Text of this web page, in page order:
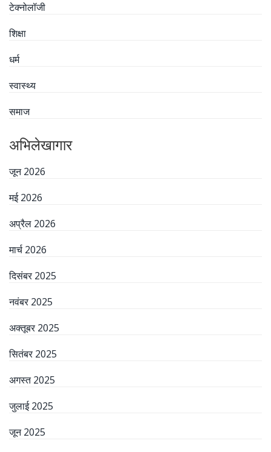
टेक्नोलॉजी
शिक्षा
धर्म
स्वास्थ्य
समाज
अभिलेखागार
जून 2026
मई 2026
अप्रैल 2026
मार्च 2026
दिसंबर 2025
नवंबर 2025
अक्तूबर 2025
सितंबर 2025
अगस्त 2025
जुलाई 2025
जून 2025